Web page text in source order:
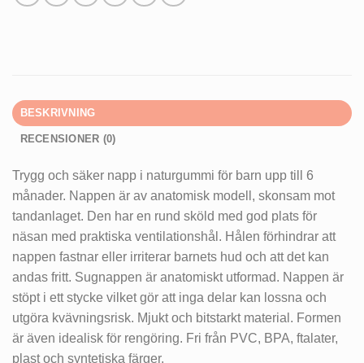
BESKRIVNING
RECENSIONER (0)
Trygg och säker napp i naturgummi för barn upp till 6
månader. Nappen är av anatomisk modell, skonsam mot
tandanlaget. Den har en rund sköld med god plats för
näsan med praktiska ventilationshål. Hålen förhindrar att
nappen fastnar eller irriterar barnets hud och att det kan
andas fritt. Sugnappen är anatomiskt utformad. Nappen är
stöpt i ett stycke vilket gör att inga delar kan lossna och
utgöra kvävningsrisk. Mjukt och bitstarkt material. Formen
är även idealisk för rengöring. Fri från PVC, BPA, ftalater,
plast och syntetiska färger.